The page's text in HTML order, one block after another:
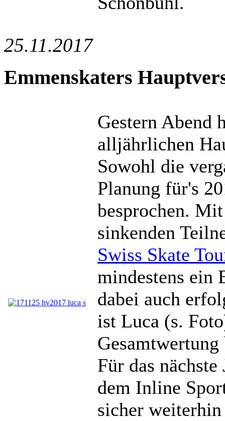
25.11.2017
Emmenskaters
Gestern Abend
alljährlichen
Sowohl die
Planung für's
besprochen.
sinkenden
Swiss Skate
mindestens ein
dabei auch
ist Luca (s.
Für das
dem Inline
sicher